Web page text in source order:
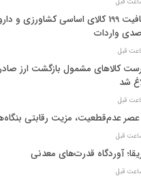
واردات
کالاهای مشمول بازگشت ارز
شد
عصر عدم‌قطعیت، مزیت رقابتی
آوردگاه قدرت‌های معدنی